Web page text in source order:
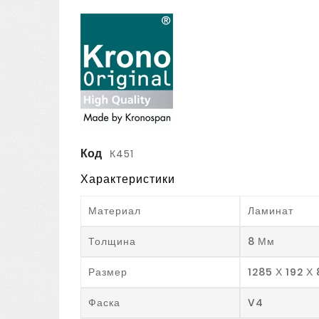
Код К451
Характеристики
Материал Ламинат
Толщина 8 Мм
Размер 1285 Х 192
Фаска V4